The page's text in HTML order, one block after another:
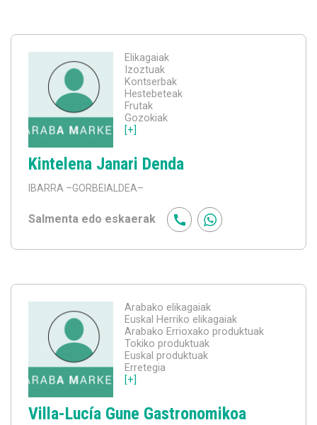
Elikagaiak
Izoztuak
Kontserbak
Hestebeteak
Frutak
Gozokiak
[+]
Kintelena Janari Denda
IBARRA –GORBEIALDEA–
Salmenta edo eskaerak
Arabako elikagaiak
Euskal Herriko elikagaiak
Arabako Errioxako produktuak
Tokiko produktuak
Euskal produktuak
Erretegia
[+]
Villa-Lucía Gune Gastronomikoa